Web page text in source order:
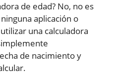
de edad? No, no es
aplicación o
una calculadora
de nacimiento y